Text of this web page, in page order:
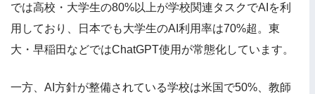
では高校・大学生の80%以上が学校関連タスクでAIを利
用しており、日本でも大学生のAI利用率は70%超。東
大・早稲田などではChatGPT使用が常態化しています。
一方、AI方針が整備されている学校は米国で50%、教師